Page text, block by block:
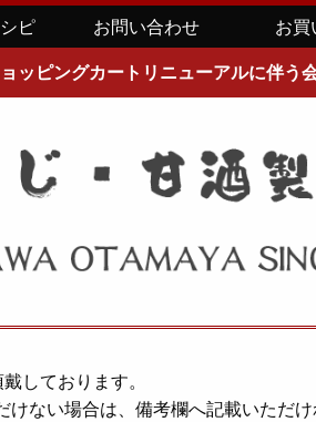
ピ お問い合わせ お買
ョッピングカートリニューアルに伴う
しております。
けない場合は、備考欄へ記載いただ